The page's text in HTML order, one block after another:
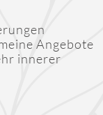
Angebote
innerer